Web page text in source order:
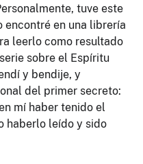
tuve este
encontré en una librería
leerlo como resultado
sobre el Espíritu
y bendije, y
del primer secreto:
mí haber tenido el
haberlo leído y sido